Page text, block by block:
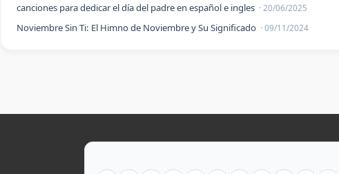
canciones para dedicar el día del padre en español e ingles · 20/06/2025
Noviembre Sin Ti: El Himno de Noviembre y Su Significado · 09/11/2024